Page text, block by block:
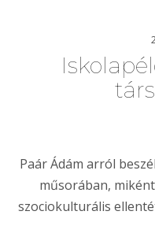
Paár Ádám arról
műsorában,
szociokulturális